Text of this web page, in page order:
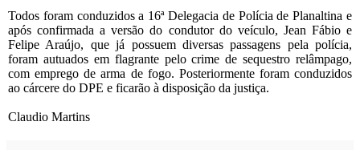
Todos foram conduzidos a 16ª Delegacia de Polícia de Planaltina e
após confirmada a versão do condutor do veículo, Jean Fábio e
Felipe Araújo, que já possuem diversas passagens pela polícia,
foram autuados em flagrante pelo crime de sequestro relâmpago,
com emprego de arma de fogo. Posteriormente foram conduzidos
ao cárcere do DPE e ficarão à disposição da justiça.
Claudio Martins